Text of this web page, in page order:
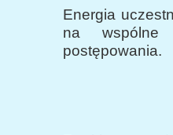
Energia
na wspólne
postępowania.